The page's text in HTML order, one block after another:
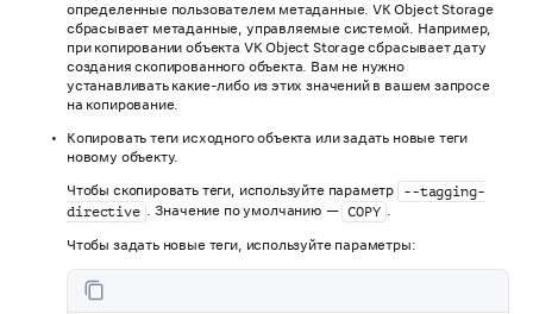
определенные пользователем метаданные. VK Object Storage
сбрасывает метаданные, управляемые системой. Например,
при копировании объекта VK Object Storage сбрасывает дату
создания скопированного объекта. Вам не нужно
устанавливать какие-либо из этих значений в вашем запросе
на копирование.
Копировать теги исходного объекта или задать новые теги
новому объекту.
Чтобы скопировать теги, используйте параметр
--tagging-
directive . Значение по умолчанию — COPY .
Чтобы задать новые теги, используйте параметры: